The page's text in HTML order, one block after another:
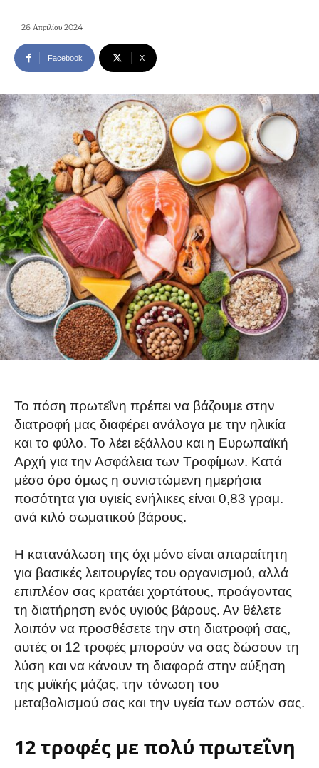
26 Απριλίου 2024
Facebook X
Το πόση πρωτεΐνη πρέπει να βάζουμε στην
διατροφή μας διαφέρει ανάλογα με την ηλικία
και το φύλο. Το λέει εξάλλου και η Ευρωπαϊκή
Αρχή για την Ασφάλεια των Τροφίμων. Κατά
μέσο όρο όμως η συνιστώμενη ημερήσια
ποσότητα για υγιείς ενήλικες είναι 0,83 γραμ.
ανά κιλό σωματικού βάρους.
Η κατανάλωση της όχι μόνο είναι απαραίτητη
για βασικές λειτουργίες του οργανισμού, αλλά
επιπλέον σας κρατάει χορτάτους, προάγοντας
τη διατήρηση ενός υγιούς βάρους. Αν θέλετε
λοιπόν να προσθέσετε την στη διατροφή σας,
αυτές οι 12 τροφές μπορούν να σας δώσουν τη
λύση και να κάνουν τη διαφορά στην αύξηση
της μυϊκής μάζας, την τόνωση του
μεταβολισμού σας και την υγεία των οστών σας.
12 τροφές με πολύ πρωτεΐνη